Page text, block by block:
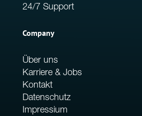
24/7 Support
Company
Über uns
Karriere & Jobs
Kontakt
Datenschutz
Impressium